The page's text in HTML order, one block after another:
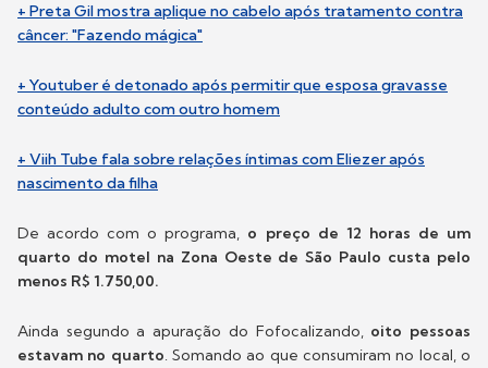
+ Preta Gil mostra aplique no cabelo após tratamento contra
câncer: "Fazendo mágica"
+ Youtuber é detonado após permitir que esposa gravasse
conteúdo adulto com outro homem
+ Viih Tube fala sobre relações íntimas com Eliezer após
nascimento da filha
De acordo com o programa, o preço de 12 horas de um
quarto do motel na Zona Oeste de São Paulo custa pelo
menos R$ 1.750,00.
Ainda segundo a apuração do Fofocalizando, oito pessoas
estavam no quarto. Somando ao que consumiram no local, o